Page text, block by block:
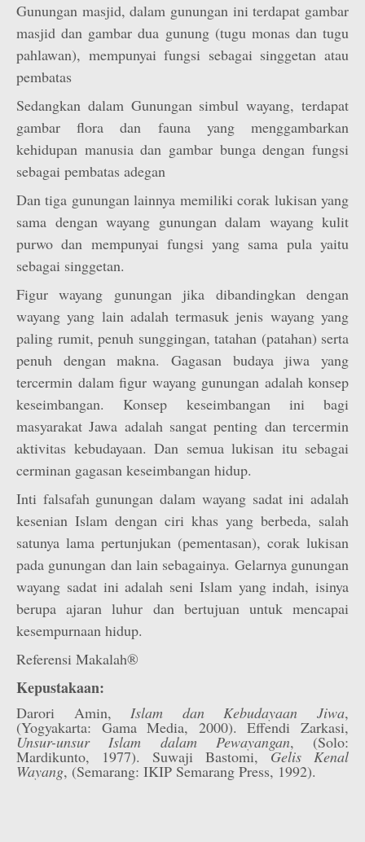
Gunungan masjid, dalam gunungan ini terdapat gambar
masjid dan gambar dua gunung (tugu monas dan tugu
pahlawan), mempunyai fungsi sebagai singgetan atau
pembatas
Sedangkan dalam Gunungan simbul wayang, terdapat
gambar flora dan fauna yang menggambarkan
kehidupan manusia dan gambar bunga dengan fungsi
sebagai pembatas adegan
Dan tiga gunungan lainnya memiliki corak lukisan yang
sama dengan wayang gunungan dalam wayang kulit
purwo dan mempunyai fungsi yang sama pula yaitu
sebagai singgetan.
Figur wayang gunungan jika dibandingkan dengan
wayang yang lain adalah termasuk jenis wayang yang
paling rumit, penuh sunggingan, tatahan (patahan) serta
penuh dengan makna. Gagasan budaya jiwa yang
tercermin dalam figur wayang gunungan adalah konsep
keseimbangan. Konsep keseimbangan ini bagi
masyarakat Jawa adalah sangat penting dan tercermin
aktivitas kebudayaan. Dan semua lukisan itu sebagai
cerminan gagasan keseimbangan hidup.
Inti falsafah gunungan dalam wayang sadat ini adalah
kesenian Islam dengan ciri khas yang berbeda, salah
satunya lama pertunjukan (pementasan), corak lukisan
pada gunungan dan lain sebagainya. Gelarnya gunungan
wayang sadat ini adalah seni Islam yang indah, isinya
berupa ajaran luhur dan bertujuan untuk mencapai
kesempurnaan hidup.
Referensi Makalah®
Kepustakaan:
Darori Amin,Islam dan Kebudayaan Jiwa,
(Yogyakarta: Gama Media, 2000). Effendi Zarkasi,
Unsur-unsur Islam dalam Pewayangan, (Solo:
Mardikunto, 1977). Suwaji Bastomi,Gelis Kenal
Wayang, (Semarang: IKIP Semarang Press, 1992).